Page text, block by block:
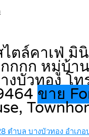
ตล์คาเฟ่ มิ
กกก หมู่บ้า
งบัวทอง โท
ขาย
ตำบล บางบัวทอง อำเภ